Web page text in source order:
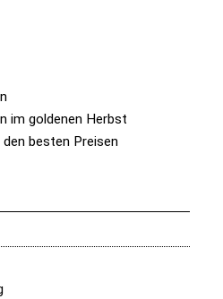
im goldenen Herbst
den besten Preisen